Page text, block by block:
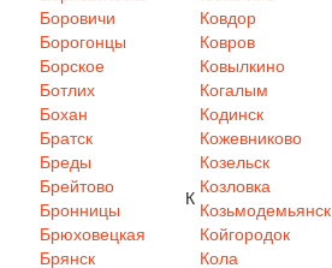
Боровичи
Борогонцы
Борское
Ботлих
Бохан
Братск
Бреды
Брейтово
Бронницы
Брюховецкая
Брянск
К
Ковдор
Ковров
Ковылкино
Когалым
Кодинск
Кожевниково
Козельск
Козловка
Козьмодемьянск
Койгородок
Кола